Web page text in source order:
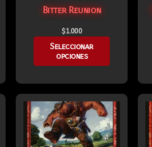
Bitter Reunion
$1.000
Seleccionar
opciones